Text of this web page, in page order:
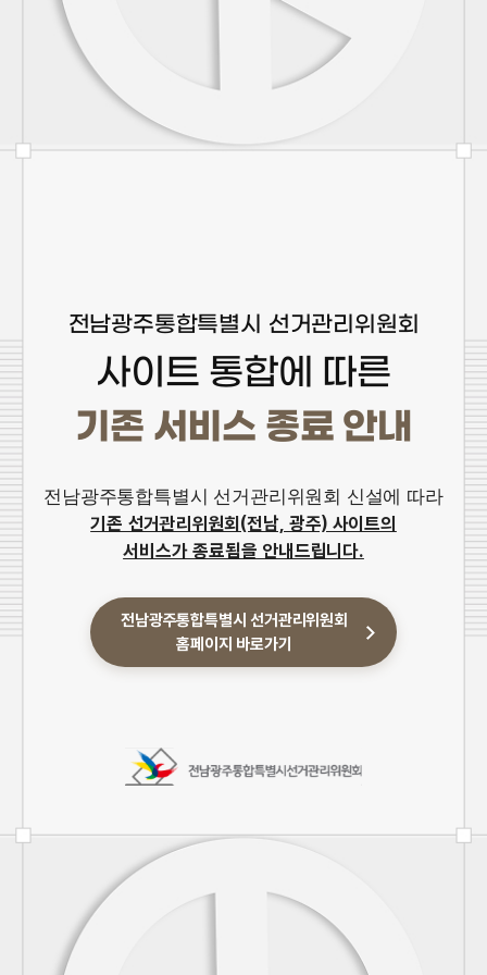
전남광주통합특별시 선거관리위원회
사이트 통합에 따른
기존 서비스 종료 안내
전남광주통합특별시 선거관리위원회 신설에 따라
기존 선거관리위원회(전남, 광주) 사이트의
서비스가 종료됨을 안내드립니다.
전남광주통합특별시 선거관리위원회
홈페이지 바로가기